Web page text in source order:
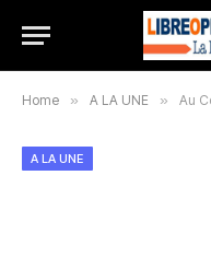
Home » A LA UNE » Au Conseil
A LA UNE